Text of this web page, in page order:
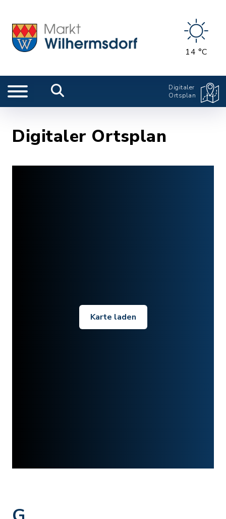
14 °C
Digitaler
Ortsplan
Digitaler Ortsplan
Karte laden